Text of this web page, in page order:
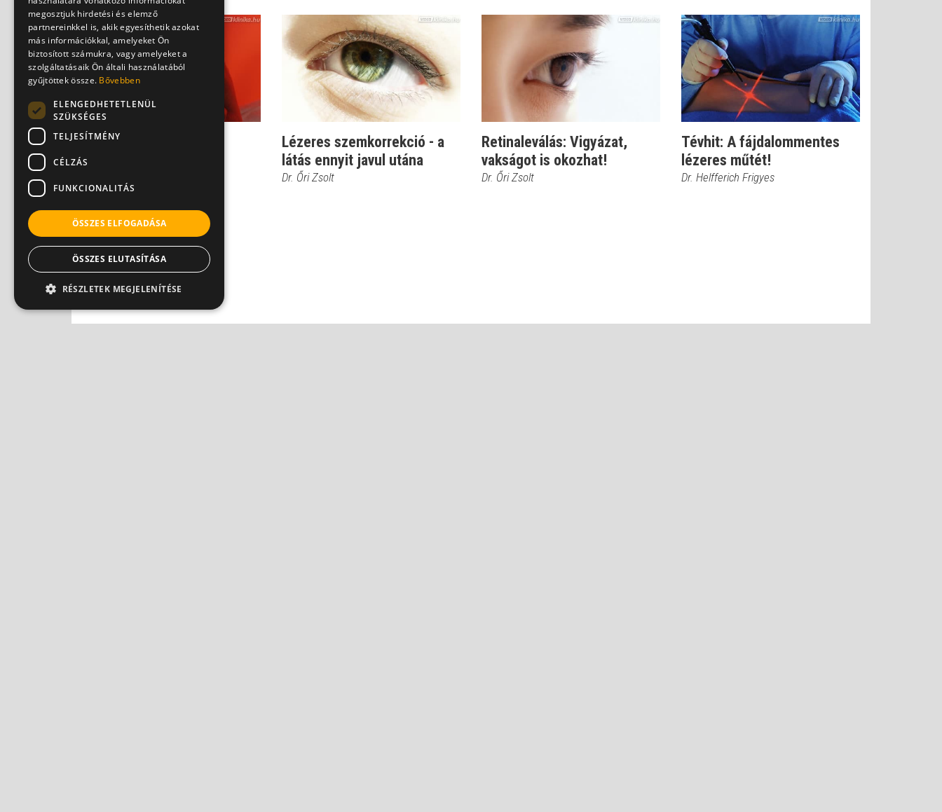
Mennyire kockázatos a
lézeres szemműtét?
Lézeres szemkorrekció - a
látás ennyit javul utána
Dr. Őri Zsolt
Retinaleválás: Vigyázat,
vakságot is okozhat!
Dr. Őri Zsolt
Tévhit: A fájdalommentes
lézeres műtét!
Dr. Helfferich Frigyes
megosztjuk hirdetési és elemző
partnereinkkel is, akik egyesíthetik azokat
más információkkal, amelyeket Ön
biztosított számukra, vagy amelyeket a
szolgáltatásaik Ön általi használatából
gyűjtöttek össze. Bővebben
ELENGEDHETETLENÜL
SZÜKSÉGES
TELJESÍTMÉNY
CÉLZÁS
FUNKCIONALITÁS
ÖSSZES ELFOGADÁSA
ÖSSZES ELUTASÍTÁSA
RÉSZLETEK MEGJELENÍTÉSE